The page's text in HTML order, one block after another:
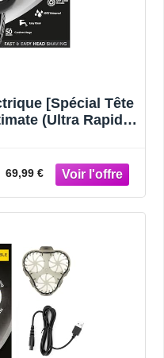
[Spécial Tête
(Ultra Rapide
XR1501
69,99 €